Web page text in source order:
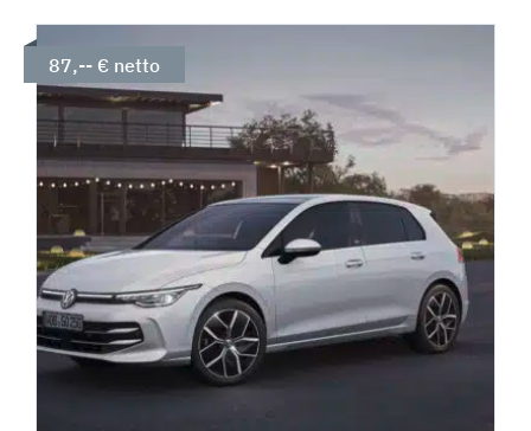
87,-- € netto